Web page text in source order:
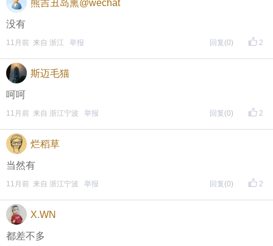
熊吉丑岛熏@wechat
没有
2
11月前 来自 浙江 举报 回复 (0)
斯迈毛猫
呵呵
2
11月前 来自 浙江宁波 举报 回复 (0)
烂稻草
当然有
2
11月前 来自 浙江宁波 举报 回复 (0)
X.WN
都差不多